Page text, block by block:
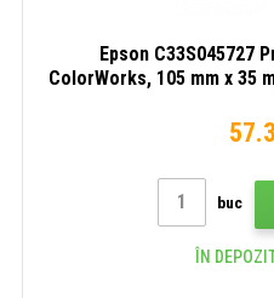
Epson C33S045727
ColorWorks, 105 mm x 35
buc
ÎN